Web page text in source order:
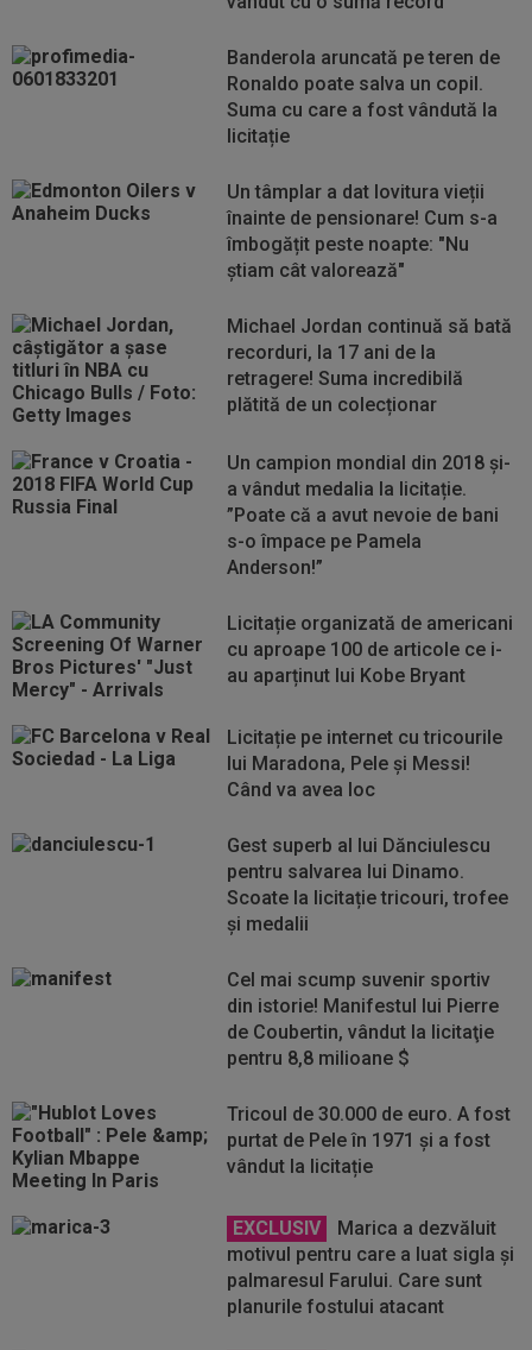
Banderola aruncată pe teren de
Ronaldo poate salva un copil.
Suma cu care a fost vândută la
licitație
Un tâmplar a dat lovitura vieții
înainte de pensionare! Cum s-a
îmbogățit peste noapte: "Nu
știam cât valorează"
Michael Jordan continuă să bată
recorduri, la 17 ani de la
retragere! Suma incredibilă
plătită de un colecționar
Un campion mondial din 2018 și-
a vândut medalia la licitație.
”Poate că a avut nevoie de bani
s-o împace pe Pamela
Anderson!”
Licitație organizată de americani
cu aproape 100 de articole ce i-
au aparținut lui Kobe Bryant
Licitație pe internet cu tricourile
lui Maradona, Pele și Messi!
Când va avea loc
Gest superb al lui Dănciulescu
pentru salvarea lui Dinamo.
Scoate la licitație tricouri, trofee
și medalii
Cel mai scump suvenir sportiv
din istorie! Manifestul lui Pierre
de Coubertin, vândut la licitaţie
pentru 8,8 milioane $
Tricoul de 30.000 de euro. A fost
purtat de Pele în 1971 și a fost
vândut la licitație
EXCLUSIV
Marica a dezvăluit
motivul pentru care a luat sigla și
palmaresul Farului. Care sunt
planurile fostului atacant